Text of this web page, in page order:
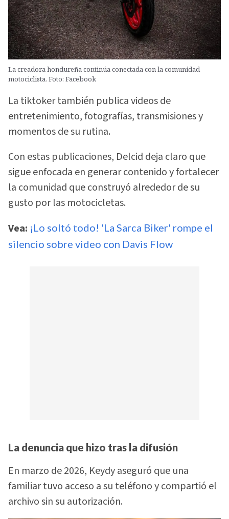
La creadora hondureña continúa conectada con la comunidad
motociclista. Foto: Facebook
La tiktoker también publica videos de
entretenimiento, fotografías, transmisiones y
momentos de su rutina.
Con estas publicaciones, Delcid deja claro que
sigue enfocada en generar contenido y fortalecer
la comunidad que construyó alrededor de su
gusto por las motocicletas.
Vea: ¡Lo soltó todo! 'La Sarca Biker' rompe el
silencio sobre video con Davis Flow
La denuncia que hizo tras la difusión
En marzo de 2026, Keydy aseguró que una
familiar tuvo acceso a su teléfono y compartió el
archivo sin su autorización.